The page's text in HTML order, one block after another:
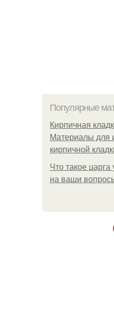
Популярные
Кирпичная
Материалы для
кирпичной
Что такое царга
на ваши